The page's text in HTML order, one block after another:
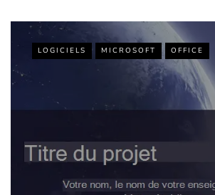
LOGICIELS MICROSOFT OFFICE